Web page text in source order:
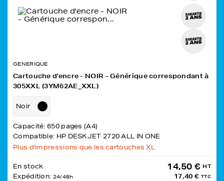
GENERIQUE
Cartouche d'encre - NOIR - Générique correspondant à
305XXL (3YM62AE_XXL)
Noir
Capacité: 650 pages (A4)
Compatible: HP DESKJET 2720 ALL IN ONE
Plus d'impressions que les cartouches XL
En stock
Expédition: 24/48h
14,50 € HT
17,40 € TTC